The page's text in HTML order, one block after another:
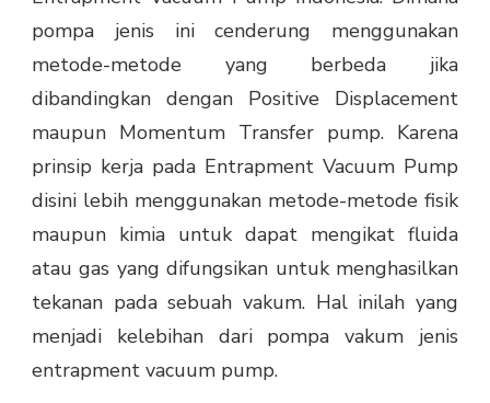
pompa jenis ini cenderung menggunakan
metode-metode yang berbeda jika
dibandingkan dengan Positive Displacement
maupun Momentum Transfer pump. Karena
prinsip kerja pada Entrapment Vacuum Pump
disini lebih menggunakan metode-metode fisik
maupun kimia untuk dapat mengikat fluida
atau gas yang difungsikan untuk menghasilkan
tekanan pada sebuah vakum. Hal inilah yang
menjadi kelebihan dari pompa vakum jenis
entrapment vacuum pump.